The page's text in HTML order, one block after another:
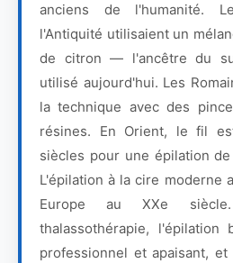
anciens de l'humanité.
l'Antiquité utilisaient un
de citron — l'ancêtre du
utilisé aujourd'hui. Les
la technique avec des
résines. En Orient, le fil
siècles pour une épilation
L'épilation à la cire moderne
Europe au XXe
thalassothérapie, l'épilation
professionnel et apaisant,